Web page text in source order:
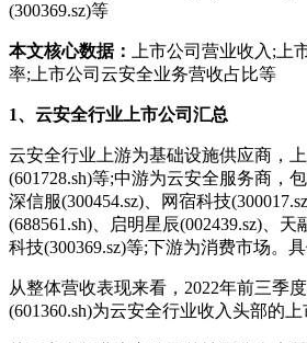
(300369.sz)等
本文核心数据： 上市公司营业收入;上
率;上市公司云安全业务营收占比等
1、云安全行业上市公司汇总
云安全行业上游为基础设施供应商，上
(601728.sh)等;中游为云安全服务商，包
深信服(300454.sz)、网宿科技
(688561.sh)、启明星辰(002439.sz)、天
科技(300369.sz)等;下游为消费市场。
从整体营收表现来看，2022年前三季
(601360.sh)为云安全行业收入头部的上